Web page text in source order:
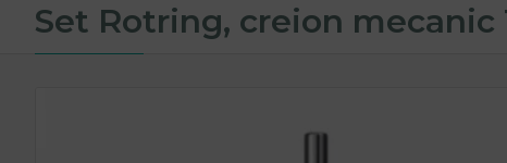
Set Rotring, creion